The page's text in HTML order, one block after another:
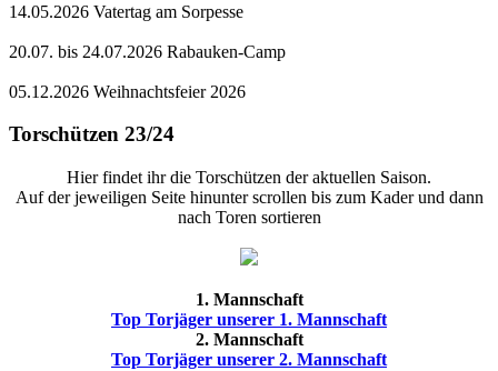
14.05.2026 Vatertag am Sorpesse
20.07. bis 24.07.2026 Rabauken-Camp
05.12.2026 Weihnachtsfeier 2026
Torschützen 23/24
Hier findet ihr die Torschützen der aktuellen Saison.
Auf der jeweiligen Seite hinunter scrollen bis zum Kader und dann
nach Toren sortieren
1. Mannschaft
Top Torjäger unserer 1. Mannschaft
2. Mannschaft
Top Torjäger unserer 2. Mannschaft